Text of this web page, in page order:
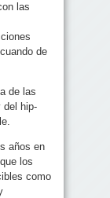
las
de
de las
del hip-
años en
los
como